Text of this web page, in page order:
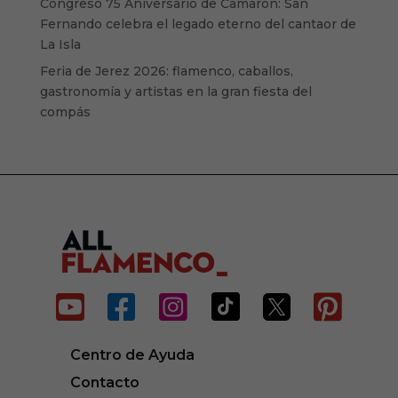
Fernando celebra el legado eterno del cantaor de
La Isla
Feria de Jerez 2026: flamenco, caballos,
gastronomía y artistas en la gran fiesta del
compás
     
Centro de Ayuda
Contacto